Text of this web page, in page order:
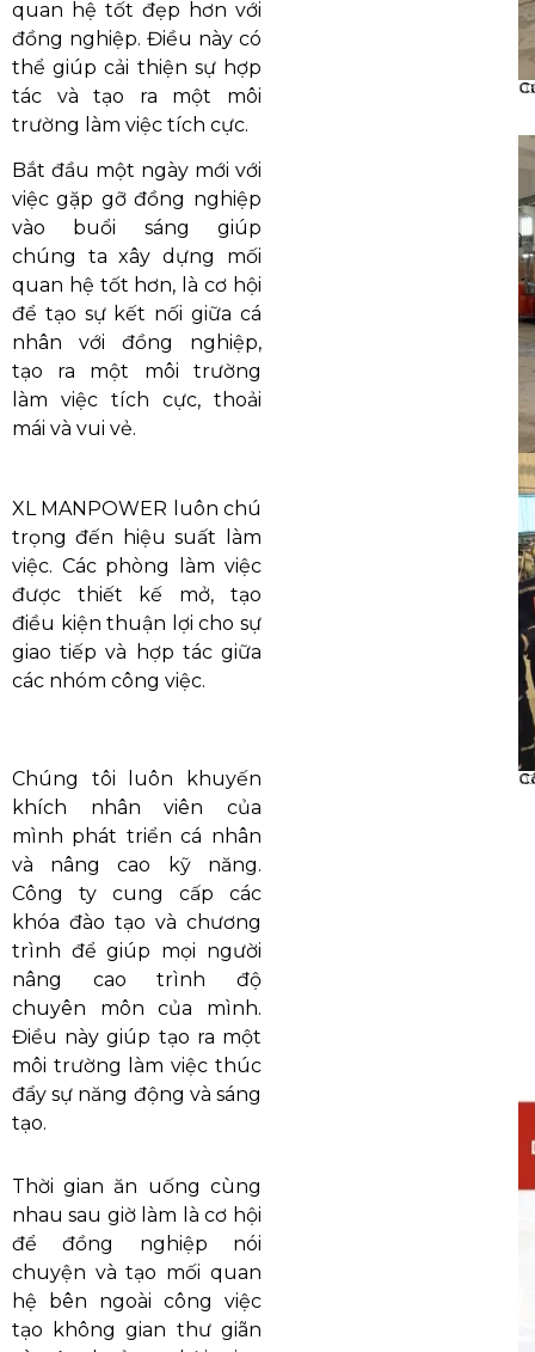
quan hệ tốt đẹp hơn với
đồng nghiệp. Điều này có
thể giúp cải thiện sự hợp
tác và tạo ra một môi
trường làm việc tích cực.
Bắt đầu một ngày mới với
việc gặp gỡ đồng nghiệp
vào buổi sáng giúp
chúng ta xây dựng mối
quan hệ tốt hơn, là cơ hội
để tạo sự kết nối giữa cá
nhân với đồng nghiệp,
tạo ra một môi trường
làm việc tích cực, thoải
mái và vui vẻ.
XL MANPOWER luôn chú
trọng đến hiệu suất làm
việc. Các phòng làm việc
được thiết kế mở, tạo
điều kiện thuận lợi cho sự
giao tiếp và hợp tác giữa
các nhóm công việc.
Chúng tôi luôn khuyến
khích nhân viên của
mình phát triển cá nhân
và nâng cao kỹ năng.
Công ty cung cấp các
khóa đào tạo và chương
trình để giúp mọi người
nâng cao trình độ
chuyên môn của mình.
Điều này giúp tạo ra một
môi trường làm việc thúc
đẩy sự năng động và sáng
tạo.
Thời gian ăn uống cùng
nhau sau giờ làm là cơ hội
để đồng nghiệp nói
chuyện và tạo mối quan
hệ bên ngoài công việc
tạo không gian thư giãn